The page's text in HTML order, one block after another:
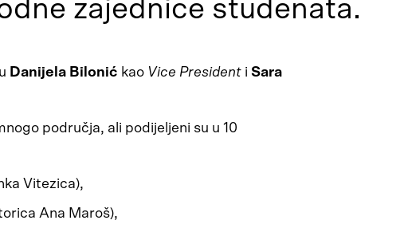
zajednice studenata.
Danijela Bilonić kao Vice President i Sara
područja, ali podijeljeni su u 10
Vitezica),
Ana Maroš),